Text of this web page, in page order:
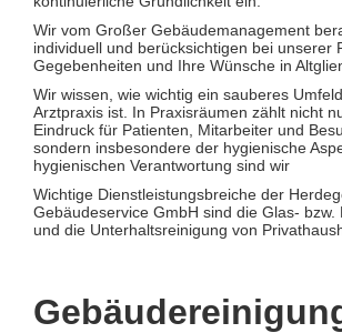
Hausmeisterservice
Grünflächenpflege
Winterdienst
Wir vom Großer Gebäudemanagement
individuell und berücksichtigen bei unserer
Gegebenheiten und Ihre Wünsche in
Wir wissen, wie wichtig ein sauberes
Arztpraxis ist. In Praxisräumen zählt nicht
Eindruck für Patienten, Mitarbeiter und
sondern insbesondere der hygienische
hygienischen Verantwortung sind wir
Wichtige Dienstleistungsbreiche der
Gebäudeservice GmbH sind die Glas- bzw.
und die Unterhaltsreinigung von